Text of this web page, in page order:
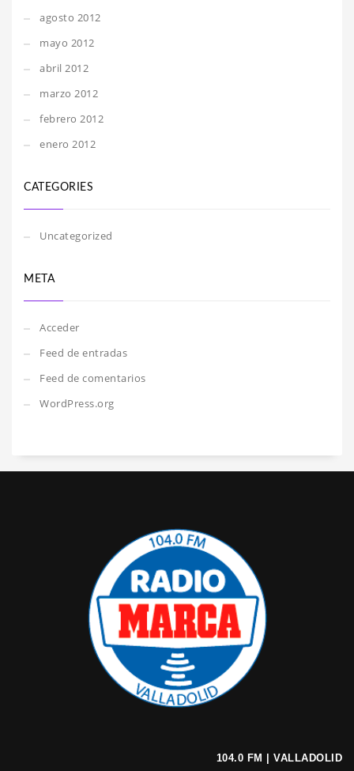
agosto 2012
mayo 2012
abril 2012
marzo 2012
febrero 2012
enero 2012
CATEGORIES
Uncategorized
META
Acceder
Feed de entradas
Feed de comentarios
WordPress.org
104.0 FM | VALLADOLID